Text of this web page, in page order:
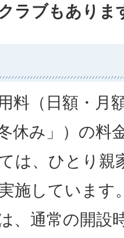
ラブもありま
料（日額・月
休み」）の
は、ひとり親
施しています
、通常の開設